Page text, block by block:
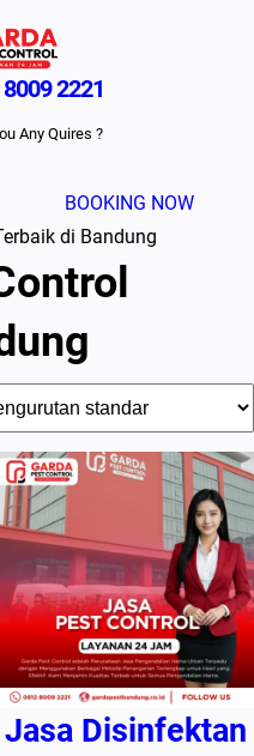
2221
Any Quires ?
BOOKING NOW
di Bandung
Jasa Disinfektan